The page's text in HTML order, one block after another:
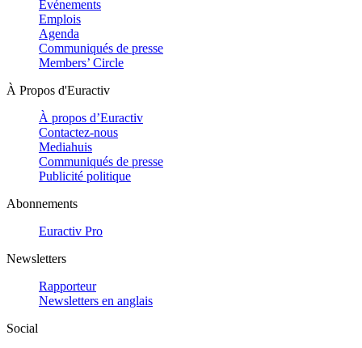
Evénements
Emplois
Agenda
Communiqués de presse
Members’ Circle
À Propos d'Euractiv
À propos d’Euractiv
Contactez-nous
Mediahuis
Communiqués de presse
Publicité politique
Abonnements
Euractiv Pro
Newsletters
Rapporteur
Newsletters en anglais
Social